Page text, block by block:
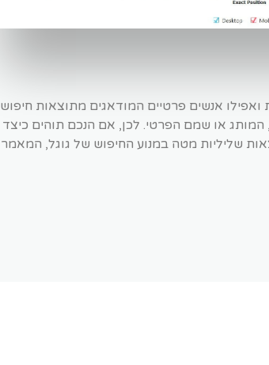
ואפילו אנשים פרטיים המודאגים מתוצאות חיפוש
או שמם הפרטי. לכן, אם הנכם תוהים כיצד
שליליות מטה במנוע החיפוש של גוגל, המאמר